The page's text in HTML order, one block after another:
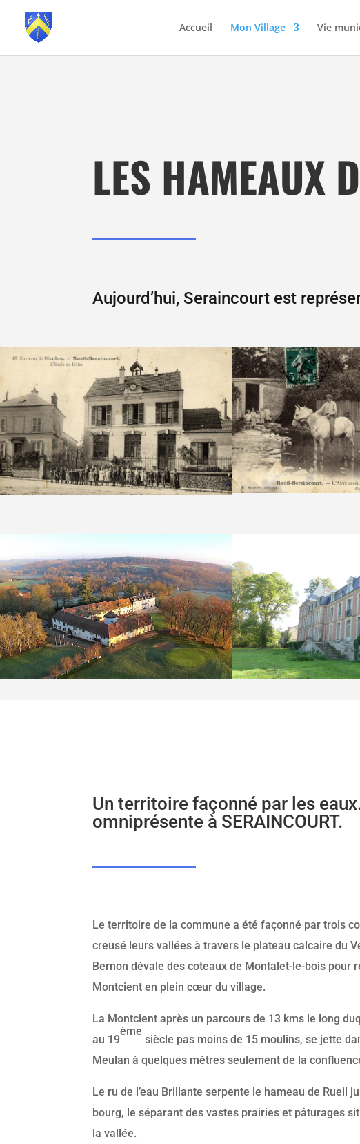
Accueil Mon Village Vie
LES HAMEAUX
Aujourd’hui, Seraincourt est
Un territoire façonné par les
omniprésente à SERAINCOURT.
Le territoire de la commune a été façonné par trois
creusé leurs vallées à travers le plateau calcaire du
Bernon dévale des coteaux de Montalet-le-bois pour
Montcient en plein cœur du village.
La Montcient après un parcours de 13 kms le long
au 19
ème
siècle pas moins de 15 moulins, se jette
Meulan à quelques mètres seulement de la
Le ru de l’eau Brillante serpente le hameau de Rueil
bourg, le séparant des vastes prairies et pâturages
la vallée.